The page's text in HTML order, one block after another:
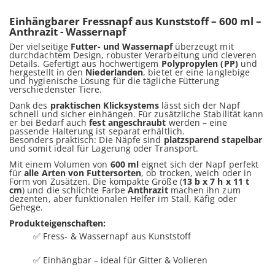
Einhängbarer Fressnapf aus Kunststoff – 600 ml –
Anthrazit - Wassernapf
Der vielseitige Futter- und Wassernapfüberzeugt mit
durchdachtem Design, robuster Verarbeitung und cleveren
Details. Gefertigt aus hochwertigem Polypropylen (PP)und
hergestellt in den Niederlanden, bietet er eine langlebige
und hygienische Lösung für die tägliche Fütterung
verschiedenster Tiere.
Dank des praktischen Klicksystems lässt sich der Napf
schnell und sicher einhängen. Für zusätzliche Stabilität kann
er bei Bedarf auchfest angeschraubt werden – eine
passende Halterung ist separat erhältlich.
Besonders praktisch: Die Näpfe sind platzsparend stapelbar
und somit ideal für Lagerung oder Transport.
Mit einem Volumen von 600 mleignet sich der Napf perfekt
füralle Arten von Futtersorten, ob trocken, weich oder in
Form von Zusätzen. Die kompakte Größe (13 b x 7 h x 11 t
cm) und die schlichte FarbeAnthrazitmachen ihn zum
dezenten, aber funktionalen Helfer im Stall, Käfig oder
Gehege.
Produkteigenschaften:
✅ Fress- & Wassernapf aus Kunststoff
✅ Einhängbar – ideal für Gitter & Volieren